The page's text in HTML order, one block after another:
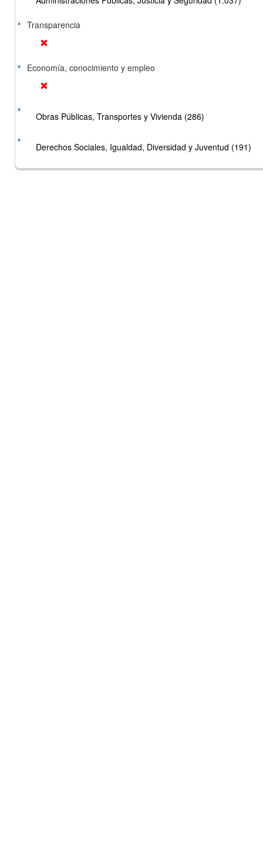
Transparencia
Economía, conocimiento y empleo
Obras Públicas, Transportes y Vivienda (286)
Derechos Sociales, Igualdad, Diversidad y Juventud (191)